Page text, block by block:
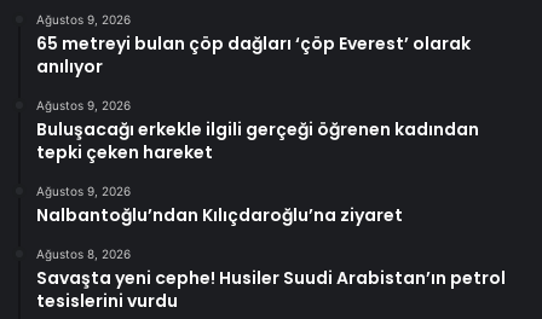
Ağustos 9, 2026
65 metreyi bulan çöp dağları ‘çöp Everest’ olarak
anılıyor
Ağustos 9, 2026
Buluşacağı erkekle ilgili gerçeği öğrenen kadından
tepki çeken hareket
Ağustos 9, 2026
Nalbantoğlu’ndan Kılıçdaroğlu’na ziyaret
Ağustos 8, 2026
Savaşta yeni cephe! Husiler Suudi Arabistan’ın petrol
tesislerini vurdu